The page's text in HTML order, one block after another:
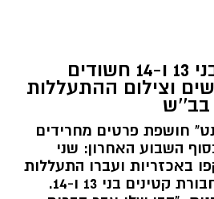
פרסום ראשון: בני 13 ו-14 חשודים
וצילום ההתעללות
בב''ש
חושפת פרטים מחרידים
השבוע האחרון: שני
15 הותקפו באכזריות ועברו התעללות
מינית קשה על ידי חבורת קטינים בני 13 ו-14.